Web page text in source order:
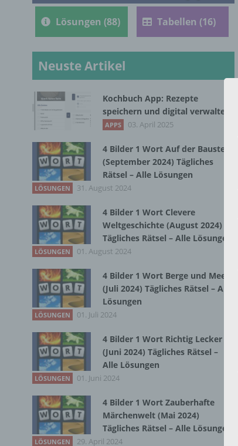
Lösungen (88) Tabellen (16)
Neuste Artikel
Kochbuch App: Rezepte
speichern und digital verwalten
APPS 03. April 2025
4 Bilder 1 Wort Auf der Baustelle
(September 2024) Tägliches
Rätsel – Alle Lösungen
LÖSUNGEN 31. August 2024
4 Bilder 1 Wort Clevere
Weltgeschichte (August 2024)
Tägliches Rätsel – Alle Lösungen
LÖSUNGEN 01. August 2024
4 Bilder 1 Wort Berge und Meer
(Juli 2024) Tägliches Rätsel – Alle
Lösungen
LÖSUNGEN 01. Juli 2024
4 Bilder 1 Wort Richtig Lecker
(Juni 2024) Tägliches Rätsel –
Alle Lösungen
LÖSUNGEN 01. Juni 2024
4 Bilder 1 Wort Zauberhafte
Märchenwelt (Mai 2024)
Tägliches Rätsel – Alle Lösungen
LÖSUNGEN 29. April 2024